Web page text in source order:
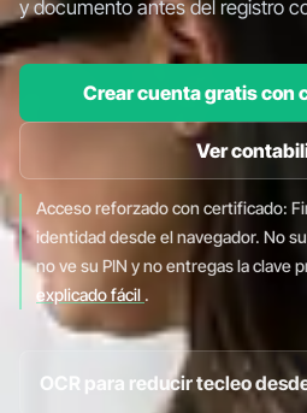
y documento antes del registro
Crear cuenta gratis con
Ver
Acceso reforzado con certificado:
identidad desde el navegador. No
no ve su PIN y no entregas la clave
explicado fácil .
OCR para reducir tecleo